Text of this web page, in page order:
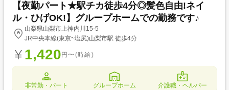
【夜勤パート★駅チカ徒歩4分◎髪色自由!ネイ
ル・ひげOK!】グループホームでの勤務です♪
山梨県山梨市上神内川15-5
JR中央本線(東京~塩尻)山梨市駅 徒歩4分
1,420 円〜(時給)
非常勤・パート グループホーム 介護職・ヘルパー